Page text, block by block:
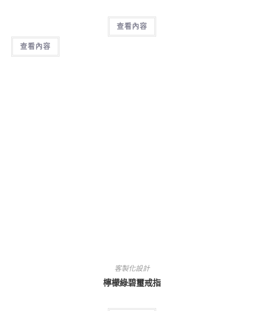
查看內容
查看內容
客製化設計
檸檬綠碧璽戒指